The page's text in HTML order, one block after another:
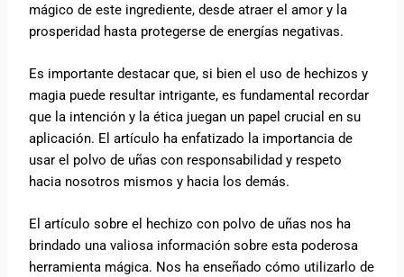
mágico de este ingrediente, desde atraer el amor y la
prosperidad hasta protegerse de energías negativas.
Es importante destacar que, si bien el uso de hechizos y
magia puede resultar intrigante, es fundamental recordar
que la intención y la ética juegan un papel crucial en su
aplicación. El artículo ha enfatizado la importancia de
usar el polvo de uñas con responsabilidad y respeto
hacia nosotros mismos y hacia los demás.
El artículo sobre el hechizo con polvo de uñas nos ha
brindado una valiosa información sobre esta poderosa
herramienta mágica. Nos ha enseñado cómo utilizarlo de